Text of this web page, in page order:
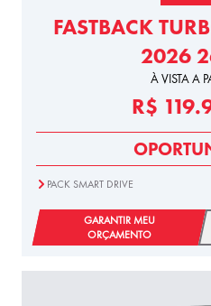
FASTBACK
2026
À VISTA A
R$
PACK SMART DRIVE
GARANTIR MEU
ORÇAMENTO